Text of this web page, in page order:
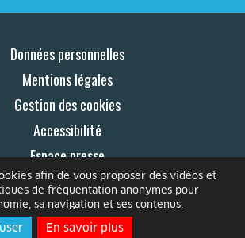
afin de vous proposer des vidéos et
de fréquentation anonymes pour
sa navigation et ses contenus.
En savoir plus
© 2026 Le Mag
Données personnelles
Mentions légales
Gestion des cookies
Accessibilité
Espace presse
Contact